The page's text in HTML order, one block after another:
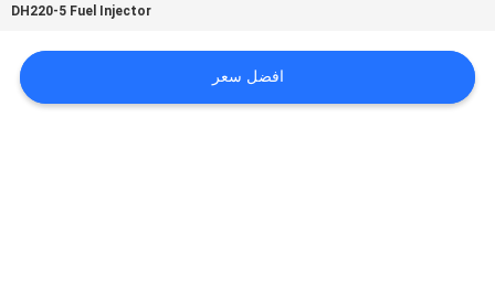
اطلب
DH220-5 Fuel Injector
افضل سعر